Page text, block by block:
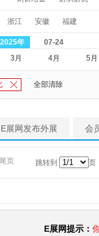
浙江 安徽 福建
2025年
07-24
3月 4月 5月
全部清除
E展网发布外展 会
尾页 跳转到 页
E展网提示：